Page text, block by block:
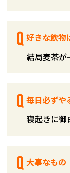
好きな飲物
結局麦茶が
毎日必ずや
寝起きに御
大事なもの